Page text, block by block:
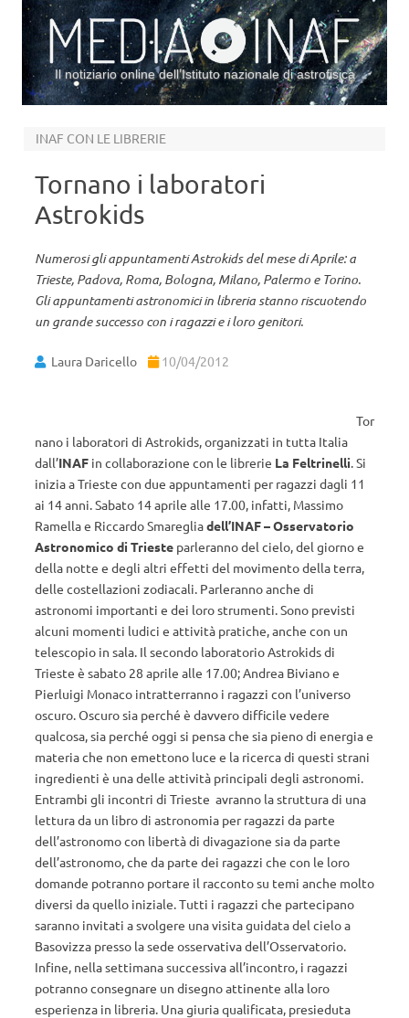
Il notiziario online dell’Istituto nazionale di astrofisica
INAF CON LE LIBRERIE
Tornano i laboratori
Astrokids
Numerosi gli appuntamenti Astrokids del mese di Aprile: a
Trieste, Padova, Roma, Bologna, Milano, Palermo e Torino.
Gli appuntamenti astronomici in libreria stanno riscuotendo
un grande successo con i ragazzi e i loro genitori.
Laura Daricello 10/04/2012
Tor
nano i laboratori di Astrokids, organizzati in tutta Italia
dall’INAF in collaborazione con le librerie La Feltrinelli. Si
inizia a Trieste con due appuntamenti per ragazzi dagli 11
ai 14 anni. Sabato 14 aprile alle 17.00, infatti, Massimo
Ramella e Riccardo Smaregliadell’INAF – Osservatorio
Astronomico di Trieste parleranno del cielo, del giorno e
della notte e degli altri effetti del movimento della terra,
delle costellazioni zodiacali. Parleranno anche di
astronomi importanti e dei loro strumenti. Sono previsti
alcuni momenti ludici e attività pratiche, anche con un
telescopio in sala. Il secondo laboratorio Astrokids di
Trieste è sabato 28 aprile alle 17.00; Andrea Biviano e
Pierluigi Monaco intratterranno i ragazzi con l’universo
oscuro. Oscuro sia perché è davvero difficile vedere
qualcosa, sia perché oggi si pensa che sia pieno di energia e
materia che non emettono luce e la ricerca di questi strani
ingredienti è una delle attività principali degli astronomi.
Entrambi gli incontri di Trieste avranno la struttura di una
lettura da un libro di astronomia per ragazzi da parte
dell’astronomo con libertà di divagazione sia da parte
dell’astronomo, che da parte dei ragazzi che con le loro
domande potranno portare il racconto su temi anche molto
diversi da quello iniziale. Tutti i ragazzi che partecipano
saranno invitati a svolgere una visita guidata del cielo a
Basovizza presso la sede osservativa dell’Osservatorio.
Infine, nella settimana successiva all’incontro, i ragazzi
potranno consegnare un disegno attinente alla loro
esperienza in libreria. Una giuria qualificata, presieduta